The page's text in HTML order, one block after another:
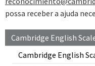
Cambridge English
Cambridge English
possa receber a ajuda